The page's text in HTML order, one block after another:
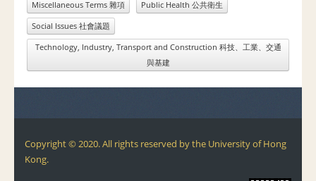
Miscellaneous Terms 雜項
Public Health 公共衛生
Social Issues 社會議題
Technology, Industry, Transport and Construction 科技、工業、交通
與基建
Copyright © 2020. All rights reserved by the University of Hong
Kong.